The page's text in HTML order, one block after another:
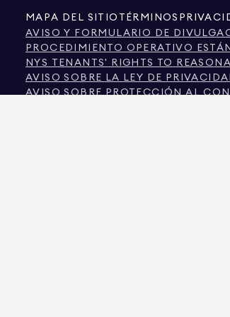
MAPA DEL SITIO TÉRMINOS
AVISO Y FORMULARIO DE
PROCEDIMIENTO OPERATIVO
NYS TENANTS' RIGHTS TO
AVISO SOBRE LA LEY DE
AVISO SOBRE PROTECCIÓN AL